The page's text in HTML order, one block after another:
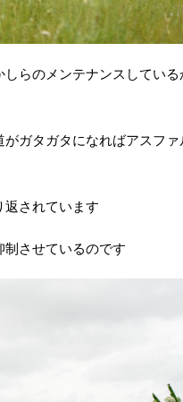
らのメンテナンスしてい
ガタガタになればアスファ
返されています
させているのです